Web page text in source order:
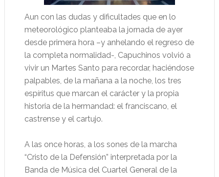
Aun con las dudas y dificultades que en lo
meteorológico planteaba la jornada de ayer
desde primera hora –y anhelando el regreso de
la completa normalidad-, Capuchinos volvió a
vivir un Martes Santo para recordar, haciéndose
palpables, de la mañana a la noche, los tres
espíritus que marcan el carácter y la propia
historia de la hermandad: el franciscano, el
castrense y el cartujo.
A las once horas, a los sones de la marcha
“Cristo de la Defensión” interpretada por la
Banda de Música del Cuartel General de la